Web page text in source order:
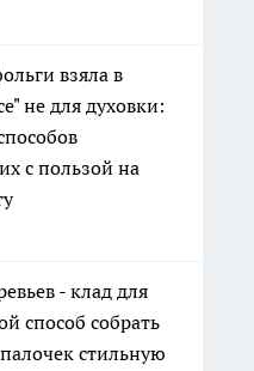
взяла в
не для духовки:
с пользой на
- клад для
способ собрать
стильную